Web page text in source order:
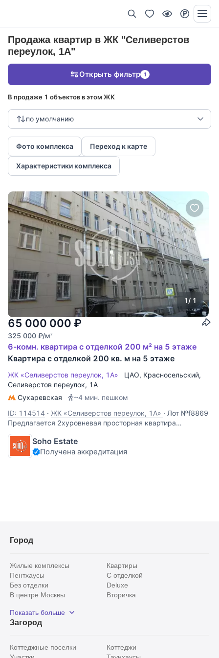
Продажа квартир в ЖК "Селиверстов
переулок, 1А"
В продаже 1 объектов в этом ЖК
по умолчанию
Фото комплекса Переход к карте
Характеристики комплекса
Открыть фильтр 1
1/ 1
65 000 000 ₽
325 000 ₽/м2
6-комн. квартира с отделкой 200 м² на 5 этаже
Квартира с отделкой 200 кв. м на 5 этаже
ЖК «Селиверстов переулок, 1А» ЦАО, Красносельский,
Селиверстов переулок, 1А
Сухаревская
~4 мин. пешком
ID: 114514 · ЖК «Селиверстов переулок, 1А» · Лот №f8869
Предлагается 2хуровневая просторная квартира
площадью 195 кв.м. в доходном доме. Спланировано: 1
уровень: кухня, гостиная, гостевой с/у; 2-й уровень: 5
комнат (1 проходная), 2 ванных комнаты. Есть
Soho Estate
Получена аккредитация
Город
Жилые комплексы
Квартиры
Пентхаусы
С отделкой
Без отделки
Deluxe
В центре Москвы
Вторичка
Рядом с парком
С панорамными окнами
Показать больше
Загород
Коттеджные поселки
Коттеджи